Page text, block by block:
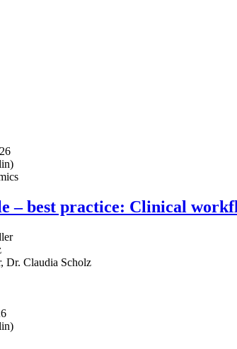
– best practice: Clinical
, Dr. Claudia Scholz